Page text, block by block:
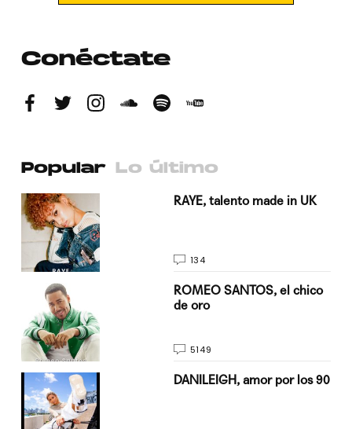
Conéctate
Popular Lo último
RAYE, talento made in UK
134
ROMEO SANTOS, el chico
de oro
5149
DANILEIGH, amor por los 90